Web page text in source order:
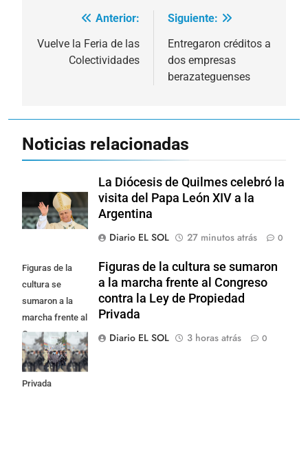
Navegación
de
Anterior:
Vuelve la Feria de las
Colectividades
Siguiente:
Entregaron créditos a
dos empresas
berazateguenses
Noticias relacionadas
La Diócesis de Quilmes celebró la
visita del Papa León XIV a la
Argentina
Diario EL SOL
27 minutos atrás 0
Figuras de la
cultura se
sumaron a la
marcha frente al
Congreso contra
la Ley de
Propiedad
Privada
Figuras de la cultura se sumaron
a la marcha frente al Congreso
contra la Ley de Propiedad
Privada
Diario EL SOL
3 horas atrás 0